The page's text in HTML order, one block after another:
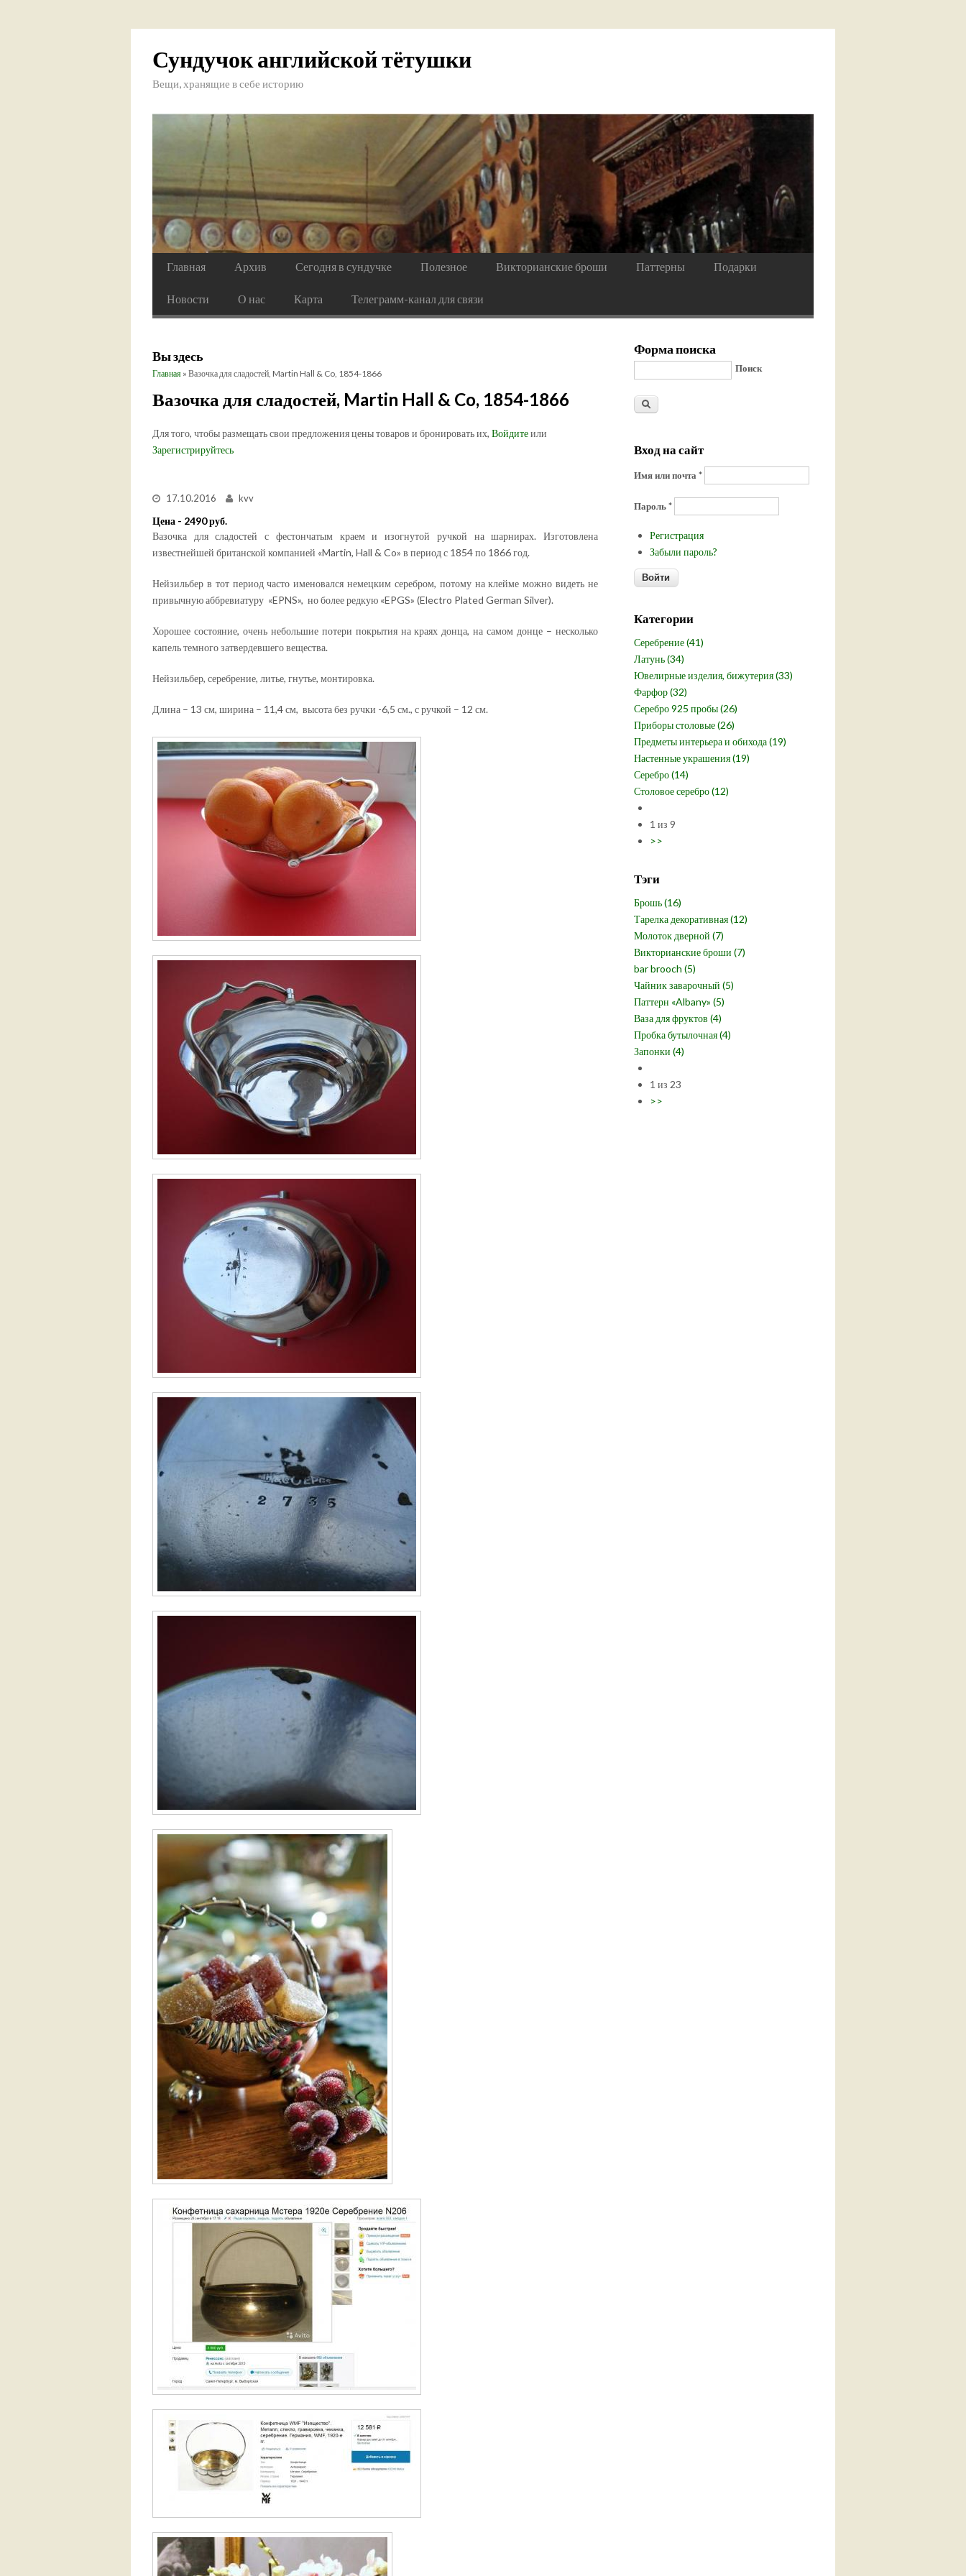
Сундучок английской тётушки
Вещи, хранящие в себе историю
Главная Архив Сегодня в сундучке Полезное Викторианские броши Паттерны Подарки
Новости О нас Карта Телеграмм-канал для связи
Вы здесь
Главная » Вазочка для сладостей, Martin Hall & Co, 1854-1866
Вазочка для сладостей, Martin Hall & Co, 1854-1866
Для того, чтобы размещать свои предложения цены товаров и бронировать их, Войдитеили
Зарегистрируйтесь
17.10.2016 kvv
Цена - 2490 руб.
Вазочка для сладостей с фестончатым краем и изогнутой ручкой на шарнирах. Изготовлена
известнейшей британской компанией «Martin, Hall & Co» в период с 1854 по 1866 год.
Нейзильбер в тот период часто именовался немецким серебром, потому на клейме можно видеть не
привычную аббревиатуру «EPNS», но более редкую «EPGS» (Electro Plated German Silver).
Хорошее состояние, очень небольшие потери покрытия на краях донца, на самом донце – несколько
капель темного затвердевшего вещества.
Нейзильбер, серебрение, литье, гнутье, монтировка.
Длина – 13 см, ширина – 11,4 см, высота без ручки -6,5 см., с ручкой – 12 см.
Форма поиска
Поиск
Вход на сайт
Имя или почта *
Пароль*
Регистрация
Забыли пароль?
Категории
Серебрение (41)
Латунь (34)
Ювелирные изделия, бижутерия (33)
Фарфор (32)
Серебро 925 пробы (26)
Приборы столовые (26)
Предметы интерьера и обихода (19)
Настенные украшения (19)
Серебро (14)
Столовое серебро (12)
1 из 9
>>
Тэги
Брошь (16)
Тарелка декоративная (12)
Молоток дверной (7)
Викторианские броши (7)
bar brooch (5)
Чайник заварочный (5)
Паттерн «Albany» (5)
Ваза для фруктов (4)
Пробка бутылочная (4)
Запонки (4)
1 из 23
>>